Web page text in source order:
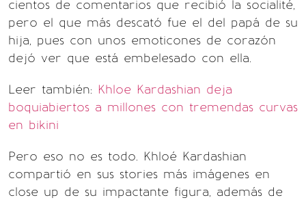
cientos de comentarios que recibió la socialité,
pero el que más descató fue el del papá de su
hija, pues con unos emoticones de corazón
dejó ver que está embelesado con ella.
Leer también: Khloe Kardashian deja
boquiabiertos a millones con tremendas curvas
en bikini
Pero eso no es todo. Khloé Kardashian
compartió en sus stories más imágenes en
close up de su impactante figura, además de